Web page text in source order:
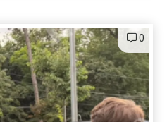
0